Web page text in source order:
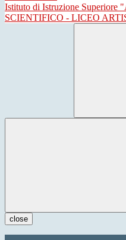
Istituto di Istruzione Superiore
SCIENTIFICO - LICEO
close